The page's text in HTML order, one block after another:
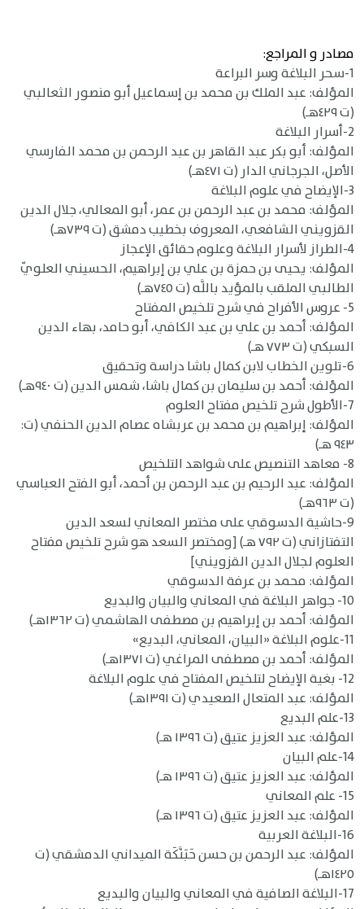
مصادر و المراجع:
1-سحر البلاغة وسر البراعة
المؤلف: عبد الملك بن محمد بن إسماعيل أبو منصور الثعالبي
(ت ٤٢٩هـ)
2-أسرار البلاغة
المؤلف: أبو بكر عبد القاهر بن عبد الرحمن بن محمد الفارسي
الأصل، الجرجاني الدار (ت ٤٧١هـ)
3-الإيضاح في علوم البلاغة
المؤلف: محمد بن عبد الرحمن بن عمر، أبو المعالي، جلال الدين
القزويني الشافعي، المعروف بخطيب دمشق (ت ٧٣٩هـ)
4-الطراز لأسرار البلاغة وعلوم حقائق الإعجاز
المؤلف: يحيى بن حمزة بن علي بن إبراهيم، الحسيني العلويّ
الطالبي الملقب بالمؤيد باللَّه (ت ٧٤٥هـ)
5- عروس الأفراح في شرح تلخيص المفتاح
المؤلف: أحمد بن علي بن عبد الكافي، أبو حامد، بهاء الدين
السبكي (ت ٧٧٣ هـ)
6-تلوين الخطاب لابن كمال باشا دراسة وتحقيق
المؤلف: أحمد بن سليمان بن كمال باشا، شمس الدين (ت ٩٤٠هـ)
7-الأطول شرح تلخيص مفتاح العلوم
المؤلف: إبراهيم بن محمد بن عربشاه عصام الدين الحنفي (ت:
٩٤٣ هـ)
8- معاهد التنصيص على شواهد التلخيص
المؤلف: عبد الرحيم بن عبد الرحمن بن أحمد، أبو الفتح العباسي
(ت ٩٦٣هـ)
9-حاشية الدسوقي على مختصر المعاني لسعد الدين
التفتازاني (ت ٧٩٢ هـ) [ومختصر السعد هو شرح تلخيص مفتاح
العلوم لجلال الدين القزويني]
المؤلف: محمد بن عرفة الدسوقي
10- جواهر البلاغة في المعاني والبيان والبديع
المؤلف: أحمد بن إبراهيم بن مصطفى الهاشمي (ت ١٣٦٢هـ)
11-علوم البلاغة «البيان، المعاني، البديع»
المؤلف: أحمد بن مصطفى المراغي (ت ١٣٧١هـ)
12- بغية الإيضاح لتلخيص المفتاح في علوم البلاغة
المؤلف: عبد المتعال الصعيدي (ت ١٣٩١هـ)
13-علم البديع
المؤلف: عبد العزيز عتيق (ت ١٣٩٦ هـ)
14-علم البيان
المؤلف: عبد العزيز عتيق (ت ١٣٩٦ هـ)
15- علم المعاني
المؤلف: عبد العزيز عتيق (ت ١٣٩٦ هـ)
16-البلاغة العربية
المؤلف: عبد الرحمن بن حسن حَبَنَّكَة الميداني الدمشقي (ت
١٤٢٥هـ)
17-البلاغة الصافية في المعاني والبيان والبديع